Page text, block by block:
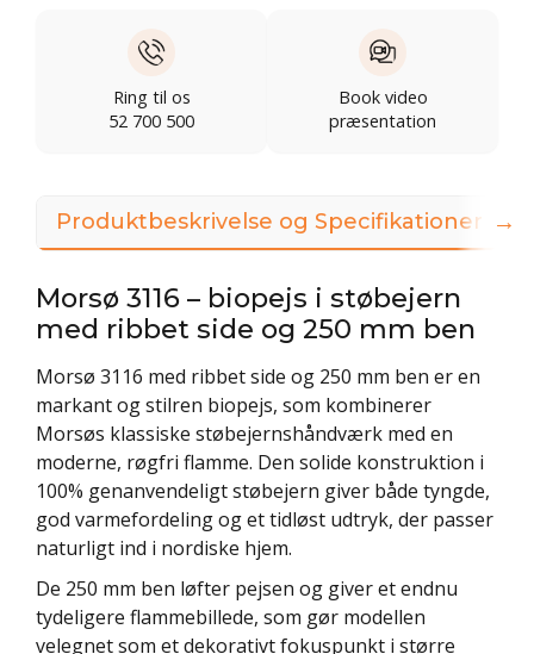
Ring til os
52 700 500
Book video
præsentation
Produktbeskrivelse og Specifikationer
Morsø 3116 – biopejs i støbejern
med ribbet side og 250 mm ben
Morsø 3116 med ribbet side og 250 mm ben er en
markant og stilren biopejs, som kombinerer
Morsøs klassiske støbejernshåndværk med en
moderne, røgfri flamme. Den solide konstruktion i
100% genanvendeligt støbejern giver både tyngde,
god varmefordeling og et tidløst udtryk, der passer
naturligt ind i nordiske hjem.
De 250 mm ben løfter pejsen og giver et endnu
tydeligere flammebillede, som gør modellen
velegnet som et dekorativt fokuspunkt i større
→